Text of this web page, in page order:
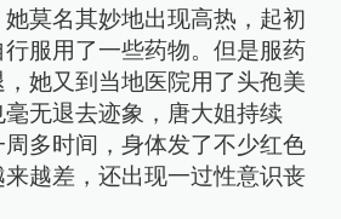
莫名其妙地出现高热，起初
服用了一些药物。但是服药
她又到当地医院用了头孢美
无退去迹象，唐大姐持续
多时间，身体发了不少红色
越差，还出现一过性意识丧